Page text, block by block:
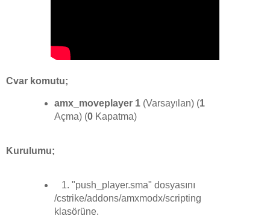
Cvar komutu;
amx_moveplayer 1(Varsayılan) (1
Açma) (0 Kapatma)
Kurulumu;
1. "push_player.sma" dosyasını
/cstrike/addons/amxmodx/scripting
klasörüne.